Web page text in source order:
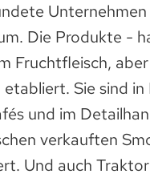
Die Produkte -
Fruchtfleisch,
Sie sind
und im
verkauften
Und auch